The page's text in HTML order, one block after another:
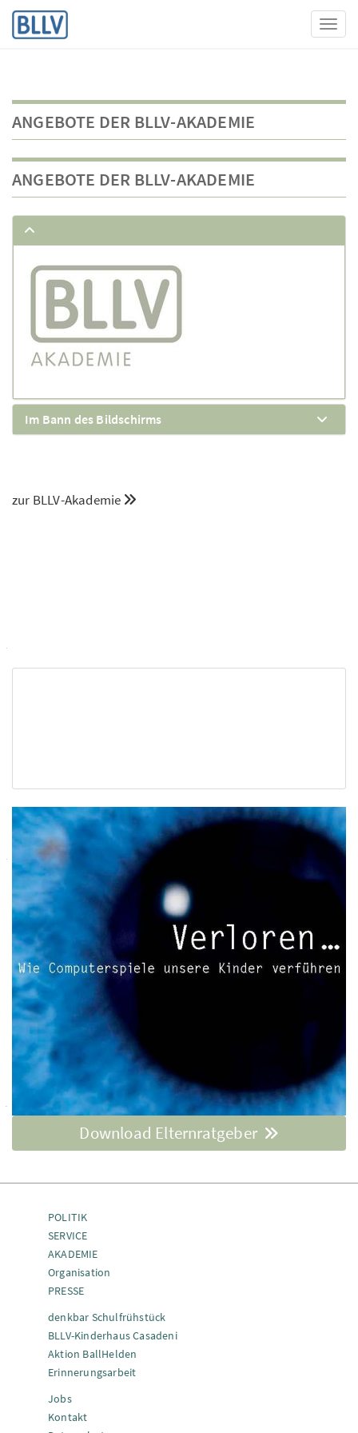
ANGEBOTE DER BLLV-AKADEMIE
ANGEBOTE DER BLLV-AKADEMIE
Im Bann des Bildschirms
zur BLLV-Akademie
Download Elternratgeber
POLITIK
SERVICE
AKADEMIE
Organisation
PRESSE
denkbar Schulfrühstück
BLLV-Kinderhaus Casadeni
Aktion BallHelden
Erinnerungsarbeit
Jobs
Kontakt